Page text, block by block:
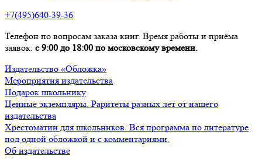
+7(495)640-39-36
Телефон по вопросам заказа книг. Время работы и приёма
заявок: с 9:00 до 18:00 по московскому времени.
Издательство «Обложка»
Мероприятия издательства
Подарок школьнику
Ценные экземпляры. Раритеты разных лет от нашего
издательства
Хрестоматии для школьников. Вся программа по литературе
под одной обложкой и с комментариями.
Об издательстве